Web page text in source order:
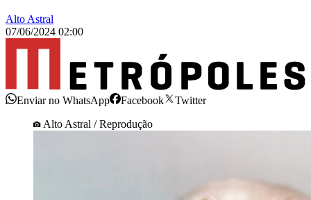
Alto Astral
07/06/2024 02:00
Enviar no WhatsApp Facebook
Twitter
Alto Astral / Reprodução